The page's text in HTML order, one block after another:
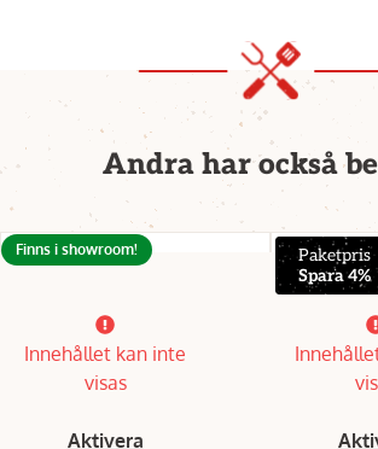
Andra har också
Innehållet kan inte
visas
Aktivera
Finns i showroom!
Paketpris
Spara 4%